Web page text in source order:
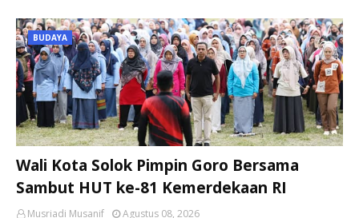
BUDAYA
Wali Kota Solok Pimpin Goro Bersama
Sambut HUT ke-81 Kemerdekaan RI
Musriadi Musanif
Agustus 08, 2026